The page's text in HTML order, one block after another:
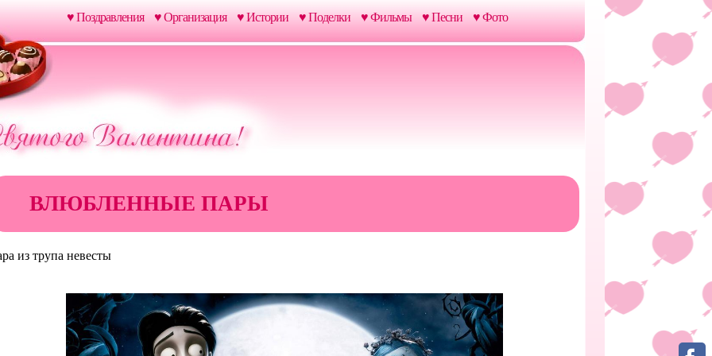
♥ Поздравления ♥ Организация ♥ Истории ♥ Поделки ♥ Фильмы ♥ Песни ♥ Фото
ВЛЮБЛЕННЫЕ ПАРЫ
из трупа невесты